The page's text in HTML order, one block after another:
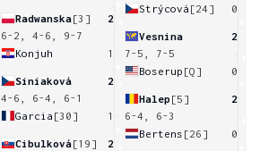
Radwanska[3]
2
6-2, 4-6, 9-7
Konjuh
1
Siniaková
2
4-6, 6-4, 6-1
Garcia [30] 1
Cibulková[19]
2
Strýcová [24] 0
Vesnina
2
7-5, 7-5
Boserup [Q] 0
Halep [5]
2
6-4, 6-3
Bertens [26] 0